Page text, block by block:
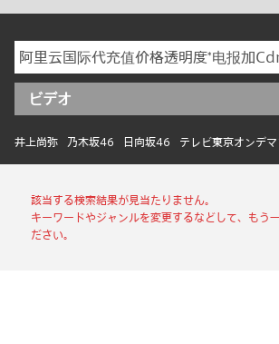
ビデオ
井上尚弥 乃木坂46 日向坂46 テレビ東京オンデ
該当する検索結果が見当たりません。
キーワードやジャンルを変更するなどして、もう
ださい。